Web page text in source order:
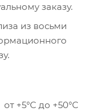
заказу.
из восьми
от +5°С до +50°С